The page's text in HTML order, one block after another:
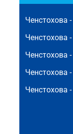
Ченстохова -
Ченстохова -
Ченстохова -
Ченстохова -
Ченстохова -